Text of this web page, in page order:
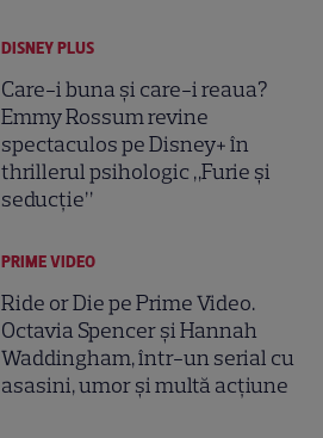
DISNEY PLUS
Care-i buna și care-i reaua?
Emmy Rossum revine
spectaculos pe Disney+ în
thrillerul psihologic „Furie și
seducție”
PRIME VIDEO
Ride or Die pe Prime Video.
Octavia Spencer și Hannah
Waddingham, într-un serial cu
asasini, umor și multă acțiune